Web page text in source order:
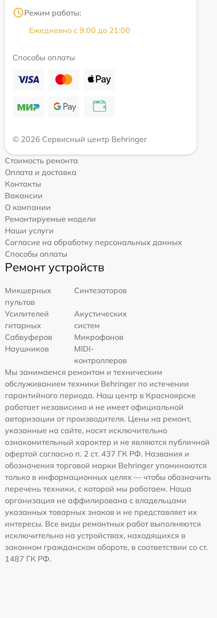
Режим работы:
Ежедневно с 9:00 до 21:00
Способы оплаты
© 2026 Сервисный центр Behringer
Стоимость ремонта
Оплата и доставка
Контакты
Вакансии
О компании
Ремонтируемые модели
Наши услуги
Согласие на обработку персональных данных
Способы оплаты
Ремонт устройств
Микшерных
пультов
Синтезаторов
Усилителей
гитарных
Акустических
систем
Сабвуферов
Микрофонов
Наушников
MIDI-
контроллеров
Мы занимаемся ремонтом и техническим
обслуживанием техники Behringer по истечении
гарантийного периода. Наш центр в Красноярске
работает независимо и не имеет официальной
авторизации от производителя. Цены на ремонт,
указанные на сайте, носят исключительно
ознакомительный характер и не являются публичной
офертой согласно п. 2 ст. 437 ГК РФ. Названия и
обозначения торговой марки Behringer упоминаются
только в информационных целях — чтобы обозначить
перечень техники, с которой мы работаем. Наша
организация не аффилирована с владельцами
указанных товарных знаков и не представляет их
интересы. Все виды ремонтных работ выполняются
исключительно на устройствах, находящихся в
законном гражданском обороте, в соответствии со ст.
1487 ГК РФ.